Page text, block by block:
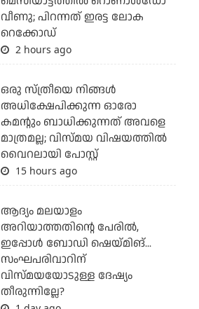
വീണു; പിറന്നത് ഇരട്ട ലോക
റെക്കോഡ്
2 hours ago
ഒരു സ്ത്രീയെ നിങ്ങള്‍
അധിക്ഷേപിക്കുന്ന ഓരോ
കമന്റും ബാധിക്കുന്നത് അവളെ
മാത്രമല്ല; വിസ്മയ വിഷയത്തില്‍
വൈറലായി പോസ്റ്റ്
15 hours ago
ആദ്യം മലയാളം
അറിയാത്തതിന്റെ പേരില്‍,
ഇപ്പോള്‍ ബോഡി ഷെയ്മിങ്...
സംഘപരിവാറിന്
വിസ്മയയോടുള്ള ദേഷ്യം
തീരുന്നില്ലേ?